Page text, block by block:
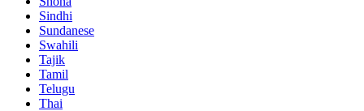
Sindhi
Sundanese
Swahili
Tajik
Tamil
Telugu
Thai